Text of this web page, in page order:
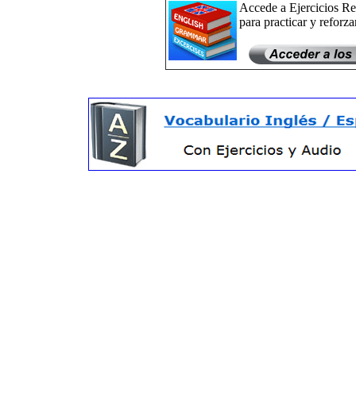
Accede a Ejercicios
para practicar y